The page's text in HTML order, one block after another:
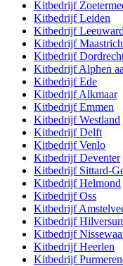
Kitbedrijf
KitbedrijfLeiden
Kitbedrijf
Kitbedrijf
Kitbedrijf
KitbedrijfAlphen
KitbedrijfEde
KitbedrijfAlkmaar
KitbedrijfEmmen
KitbedrijfWestland
KitbedrijfDelft
KitbedrijfVenlo
KitbedrijfDeventer
Kitbedrijf Sittard-
KitbedrijfHelmond
KitbedrijfOss
Kitbedrijf
Kitbedrijf
Kitbedrijf
KitbedrijfHeerlen
Kitbedrijf